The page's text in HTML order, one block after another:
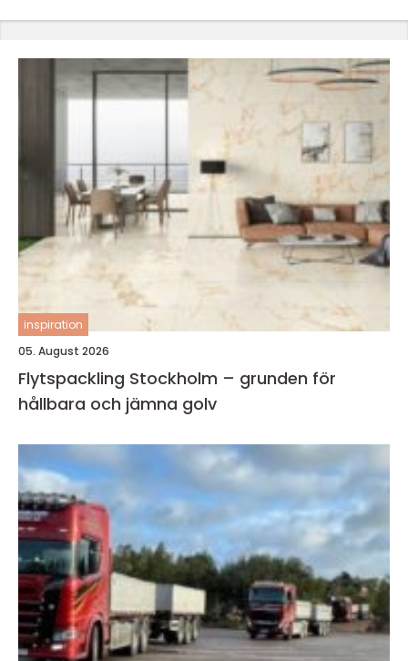
inspiration
05. August 2026
Flytspackling Stockholm – grunden för
hållbara och jämna golv